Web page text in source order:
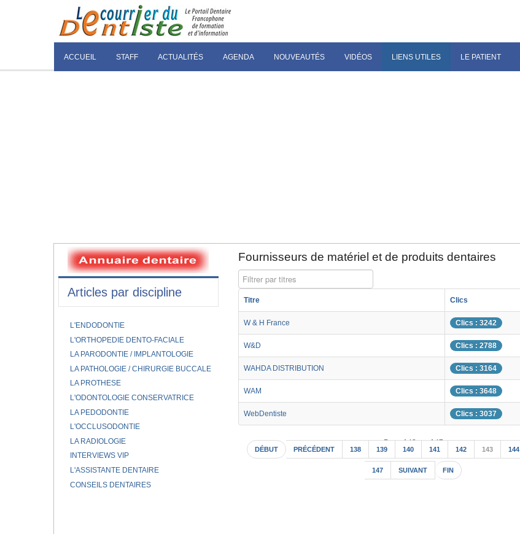
ACCUEIL STAFF ACTUALITÉS AGENDA NOUVEAUTÉS VIDÉOS LIENS UTILES LE PATIENT
Fournisseurs de matériel et de produits dentaires
Filtrer par titres
Titre Clics
W & H France Clics : 3242
W&D Clics : 2788
WAHDA DISTRIBUTION Clics : 3164
WAM Clics : 3648
WebDentiste Clics : 3037
Page 143 sur 147
DÉBUT PRÉCÉDENT 138 139 140 141 142 143 144
147 SUIVANT FIN
Articles par discipline
L'ENDODONTIE
L'ORTHOPEDIE DENTO-FACIALE
LA PARODONTIE / IMPLANTOLOGIE
LA PATHOLOGIE / CHIRURGIE BUCCALE
LA PROTHESE
L'ODONTOLOGIE CONSERVATRICE
LA PEDODONTIE
L'OCCLUSODONTIE
LA RADIOLOGIE
INTERVIEWS VIP
L'ASSISTANTE DENTAIRE
CONSEILS DENTAIRES